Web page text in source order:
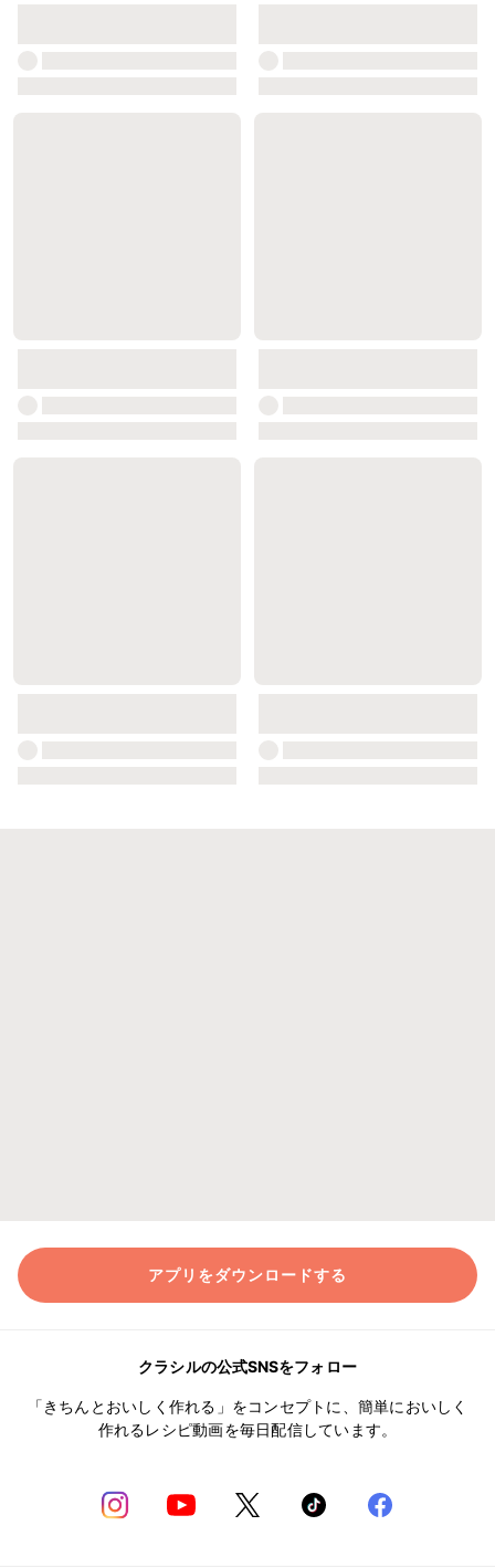
アプリをダウンロードする
クラシルの公式SNSをフォロー
「きちんとおいしく作れる」をコンセプトに、簡単においしく
作れるレシピ動画を毎日配信しています。